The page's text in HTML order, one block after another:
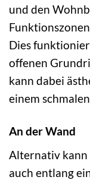
und den
Dies
offenen
kann dabei
einem
An der Wand
Alternativ kann
auch entlang